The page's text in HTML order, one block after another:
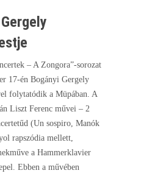
– A Zongora”-sorozat
17-én Bogányi Gergely
folytatódik a Müpában. A
Liszt Ferenc művei – 2
(Un sospiro, Manók
rapszódia mellett,
a Hammerklavier
Ebben a művében